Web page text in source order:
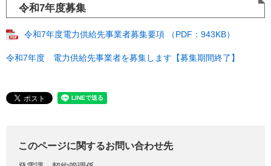
令和7年度募集
令和7年度電力供給先事業者募集要項 （PDF：943KB）
令和7年度 電力供給先事業者を募集します【募集期間終了】
このページに関するお問い合わせ先